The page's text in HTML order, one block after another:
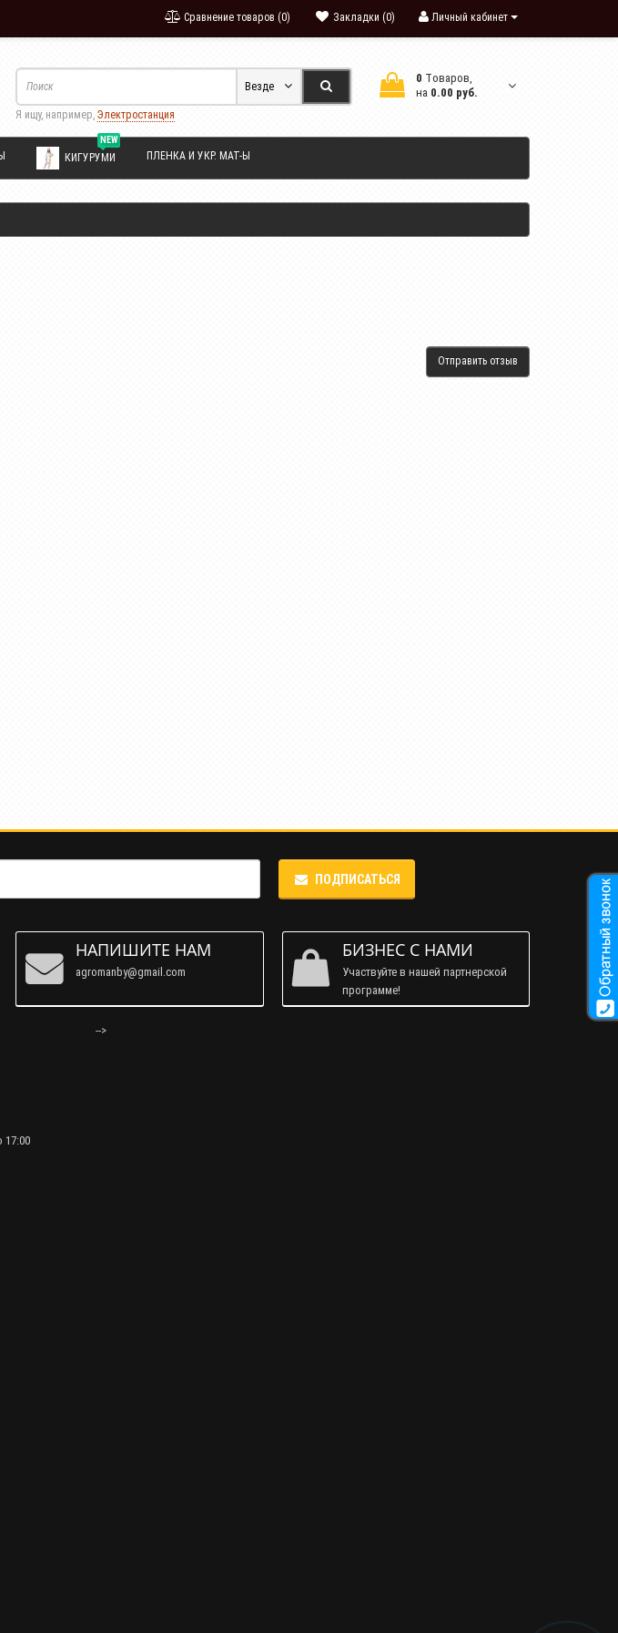
Личный кабинет
Закладки (0)
Сравнение товаров (0)
0 Tоваров,
на 0.00 руб.
Везде
Я ищу, например, Электростанция
NEW
КИГУРУМИ ПЛЕНКА И УКР. МАТ-Ы
Отправить отзыв
ПОДПИСАТЬСЯ
НАПИШИТЕ НАМ
agromanby@gmail.com
БИЗНЕС С НАМИ
Участвуйте в нашей партнерской
программе!
17:00
-->